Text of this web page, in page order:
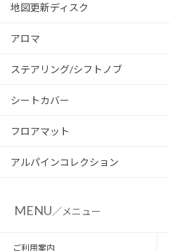
地図更新ディスク
アロマ
ステアリング/シフトノブ
シートカバー
フロアマット
アルパインコレクション
MENU／メニュー
ご利用案内